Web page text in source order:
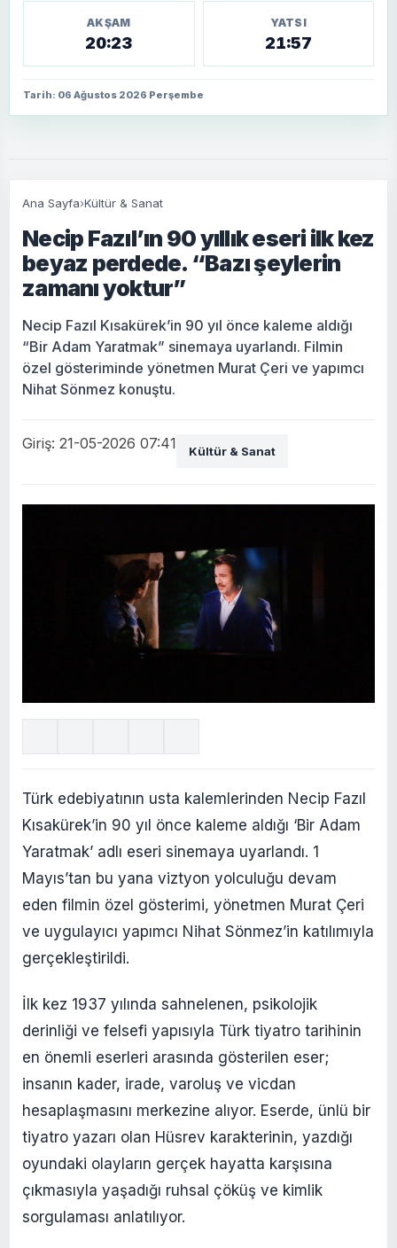
AKŞAM
20:23
YATSI
21:57
Tarih: 06 Ağustos 2026 Perşembe
Ana Sayfa›Kültür & Sanat
Necip Fazıl’ın 90 yıllık eseri ilk kez
beyaz perdede. “Bazı şeylerin
zamanı yoktur”
Necip Fazıl Kısakürek’in 90 yıl önce kaleme aldığı
“Bir Adam Yaratmak” sinemaya uyarlandı. Filmin
özel gösteriminde yönetmen Murat Çeri ve yapımcı
Nihat Sönmez konuştu.
Giriş: 21-05-2026 07:41 Kültür & Sanat
Türk edebiyatının usta kalemlerinden Necip Fazıl
Kısakürek’in 90 yıl önce kaleme aldığı ‘Bir Adam
Yaratmak’ adlı eseri sinemaya uyarlandı. 1
Mayıs’tan bu yana viztyon yolculuğu devam
eden filmin özel gösterimi, yönetmen Murat Çeri
ve uygulayıcı yapımcı Nihat Sönmez’in katılımıyla
gerçekleştirildi.
İlk kez 1937 yılında sahnelenen, psikolojik
derinliği ve felsefi yapısıyla Türk tiyatro tarihinin
en önemli eserleri arasında gösterilen eser;
insanın kader, irade, varoluş ve vicdan
hesaplaşmasını merkezine alıyor. Eserde, ünlü bir
tiyatro yazarı olan Hüsrev karakterinin, yazdığı
oyundaki olayların gerçek hayatta karşısına
çıkmasıyla yaşadığı ruhsal çöküş ve kimlik
sorgulaması anlatılıyor.